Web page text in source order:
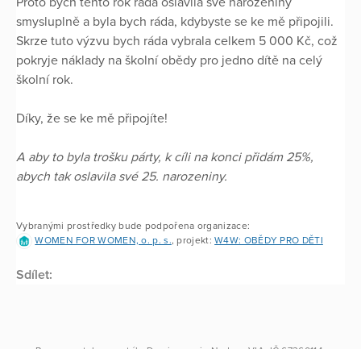
smysluplně a byla bych ráda, kdybyste se ke mě připojili.
Skrze tuto výzvu bych ráda vybrala celkem 5 000 Kč, což
pokryje náklady na školní obědy pro jedno dítě na celý
školní rok.
Díky, že se ke mě připojíte!
A aby to byla trošku párty, k cíli na konci přidám 25%,
abych tak oslavila své 25. narozeniny.
Vybranými prostředky bude podpořena organizace:
WOMEN FOR WOMEN, o. p. s. , projekt:W4W: OBĚDY PRO DĚTI
Sdílet: